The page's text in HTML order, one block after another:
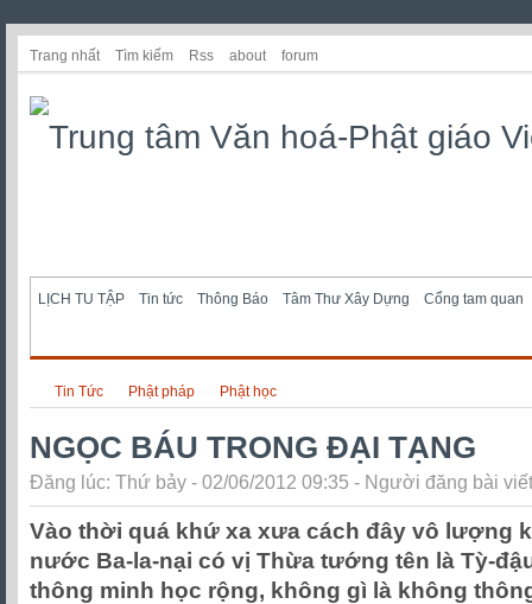
Trang nhất Tìm kiếm Rss about forum
LỊCH TU TẬP Tin tức Thông Báo Tâm Thư Xây Dựng Cổng tam quan
Tin Tức Phật pháp Phật học
NGỌC BÁU TRONG ĐẠI TẠNG
Đăng lúc: Thứ bảy - 02/06/2012 09:35 - Người đăng bài
Vào thời quá khứ xa xưa cách đây vô lượng
nước Ba-la-nại có vị Thừa tướng tên là Tỳ-
thông minh học rộng, không gì là không